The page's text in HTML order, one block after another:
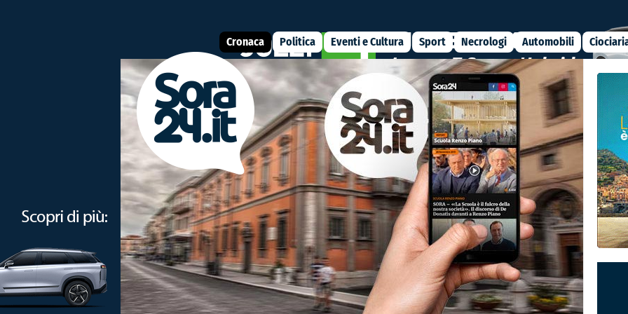
Cronaca Politica Eventi e Cultura Sport Necrologi Automobili